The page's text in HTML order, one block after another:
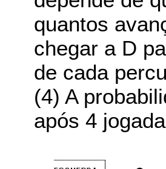
quantos
chegar a D
de cada
(4) A
após 4